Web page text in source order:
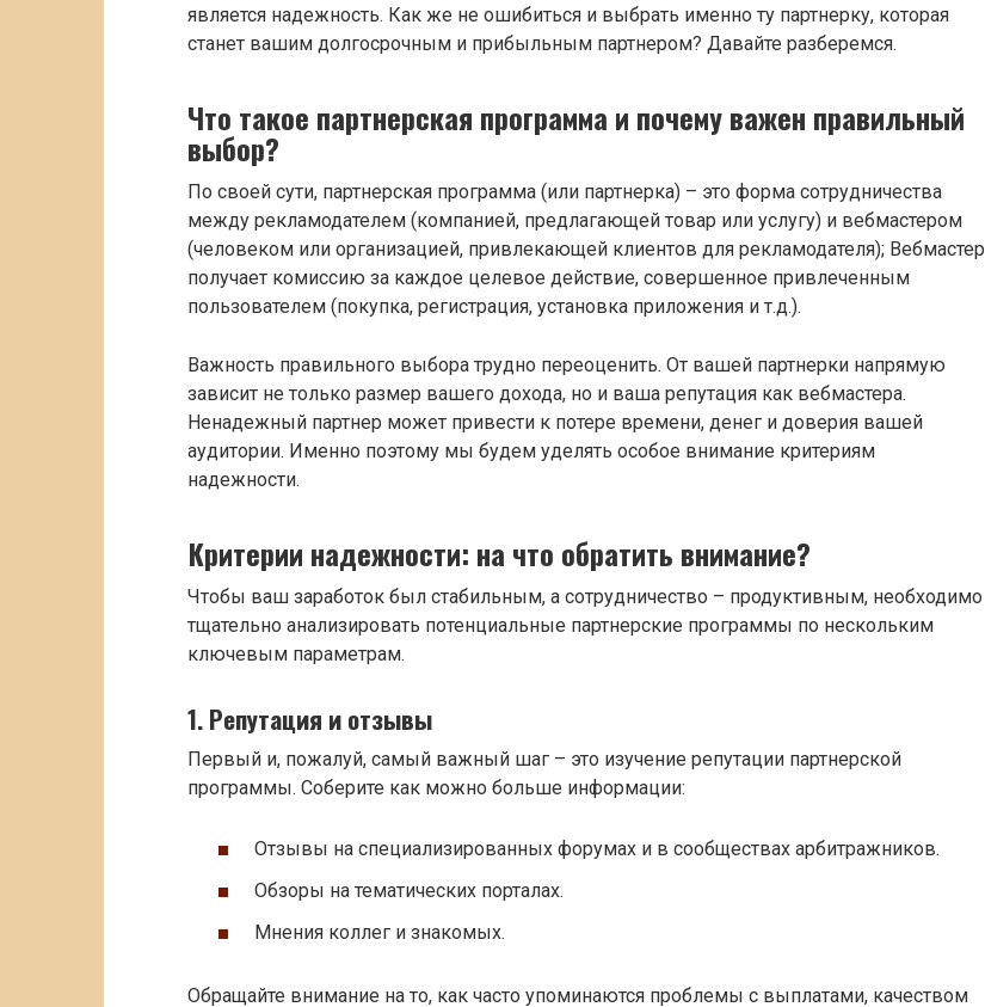
является надежность. Как же не ошибиться и выбрать именно ту партнерку, которая
станет вашим долгосрочным и прибыльным партнером? Давайте разберемся.
Что такое партнерская программа и почему важен правильный
выбор?
По своей сути, партнерская программа (или партнерка) – это форма сотрудничества
между рекламодателем (компанией, предлагающей товар или услугу) и вебмастером
(человеком или организацией, привлекающей клиентов для рекламодателя); Вебмастер
получает комиссию за каждое целевое действие, совершенное привлеченным
пользователем (покупка, регистрация, установка приложения и т.д.).
Важность правильного выбора трудно переоценить. От вашей партнерки напрямую
зависит не только размер вашего дохода, но и ваша репутация как вебмастера.
Ненадежный партнер может привести к потере времени, денег и доверия вашей
аудитории. Именно поэтому мы будем уделять особое внимание критериям
надежности.
Критерии надежности: на что обратить внимание?
Чтобы ваш заработок был стабильным, а сотрудничество – продуктивным, необходимо
тщательно анализировать потенциальные партнерские программы по нескольким
ключевым параметрам.
1. Репутация и отзывы
Первый и, пожалуй, самый важный шаг – это изучение репутации партнерской
программы. Соберите как можно больше информации:
Отзывы на специализированных форумах и в сообществах арбитражников.
Обзоры на тематических порталах.
Мнения коллег и знакомых.
Обращайте внимание на то, как часто упоминаются проблемы с выплатами, качеством